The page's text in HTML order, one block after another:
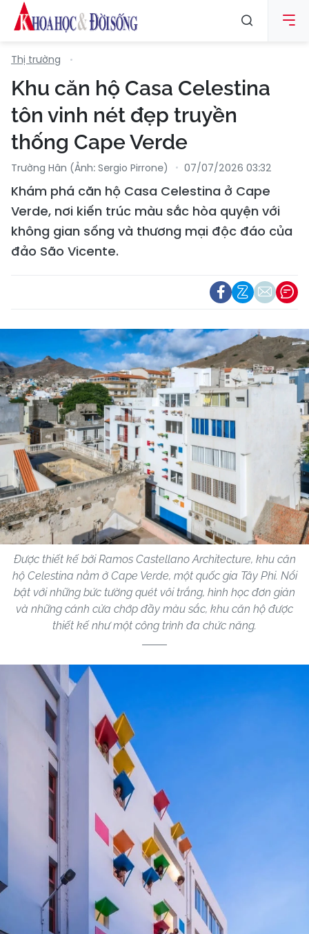
Thị trường
Khu căn hộ Casa Celestina
tôn vinh nét đẹp truyền
thống Cape Verde
Trường Hân (Ảnh: Sergio Pirrone) 07/07/2026 03:32
Khám phá căn hộ Casa Celestina ở Cape
Verde, nơi kiến trúc màu sắc hòa quyện với
không gian sống và thương mại độc đáo của
đảo São Vicente.
Được thiết kế bởi Ramos Castellano Architecture, khu căn
hộ Celestina nằm ở Cape Verde, một quốc gia Tây Phi. Nổi
bật với những bức tường quét vôi trắng, hình học đơn giản
và những cánh cửa chớp đầy màu sắc, khu căn hộ được
thiết kế như một công trình đa chức năng.